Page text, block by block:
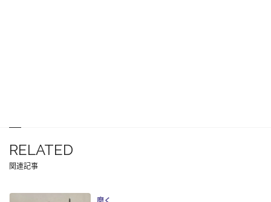
RELATED
関連記事